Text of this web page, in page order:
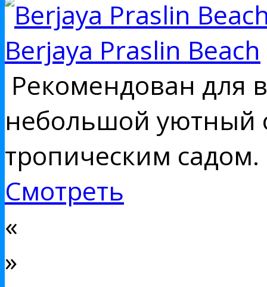
Berjaya Praslin Beach
Рекомендован для
небольшой уютный
тропическим садом.
Смотреть
«
»